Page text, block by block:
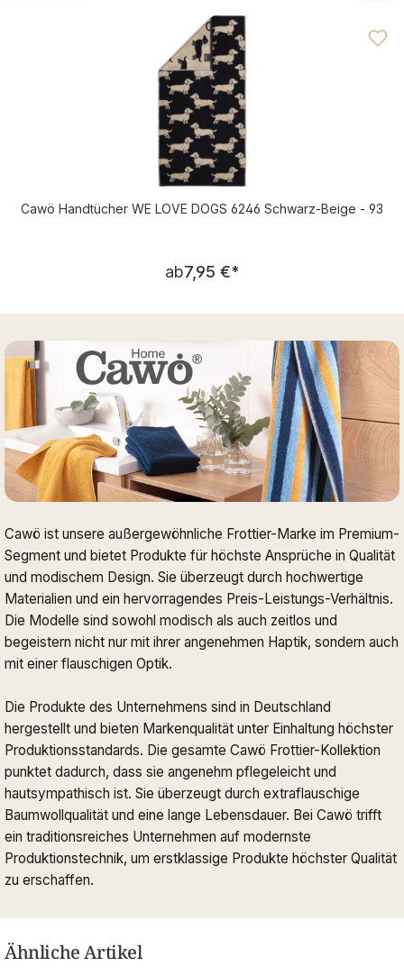
Durchschnittliche Bewertung von 4.82 von 5 Sternen
Cawö Handtücher WE LOVE DOGS 6246 Schwarz-Beige - 93
Regulärer Preis:
ab7,95 €*
Cawö ist unsere außergewöhnliche Frottier-Marke im Premium-
Segment und bietet Produkte für höchste Ansprüche in Qualität
und modischem Design. Sie überzeugt durch hochwertige
Materialien und ein hervorragendes Preis-Leistungs-Verhältnis.
Die Modelle sind sowohl modisch als auch zeitlos und
begeistern nicht nur mit ihrer angenehmen Haptik, sondern auch
mit einer flauschigen Optik.
Die Produkte des Unternehmens sind in Deutschland
hergestellt und bieten Markenqualität unter Einhaltung höchster
Produktionsstandards. Die gesamte Cawö Frottier-Kollektion
punktet dadurch, dass sie angenehm pflegeleicht und
hautsympathisch ist. Sie überzeugt durch extraflauschige
Baumwollqualität und eine lange Lebensdauer. Bei Cawö trifft
ein traditionsreiches Unternehmen auf modernste
Produktionstechnik, um erstklassige Produkte höchster Qualität
zu erschaffen.
Ähnliche Artikel